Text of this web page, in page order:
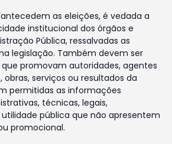
as eleições, é vedada a
institucional dos órgãos e
Pública, ressalvadas as
legislação. Também devem ser
promovam autoridades, agentes
obras, serviços ou resultados da
permitidas as informações
técnicas, legais,
pública que não apresentem
promocional.